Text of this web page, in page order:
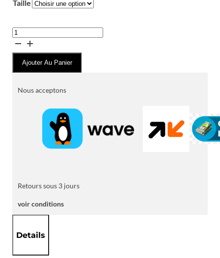
Taille
quantité
de
Pantalon
Chino
Ajouter Au Panier
Nous acceptons
Retours sous 3 jours
voir conditions
Details